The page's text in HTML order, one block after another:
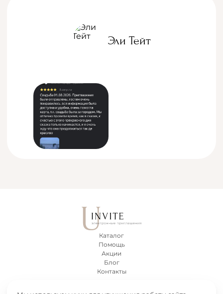
Эли Тейт
Каталог
Помощь
Акции
Блог
Контакты